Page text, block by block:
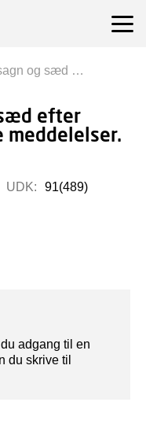
og sæd …
efter
meddelelser.
UDK: 91(489)
adgang til en
du skrive til